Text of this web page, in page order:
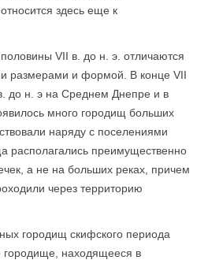
здесь еще к
VII в. до н. э. отличаются
размерами и формой. В конце VII
до н. э на Среднем Днепре и в
много городищ больших
наряду с поселениями
располагались преимущественно
а не на больших реках, причем
через территорию
городищ скифского периода
городище, находящееся в